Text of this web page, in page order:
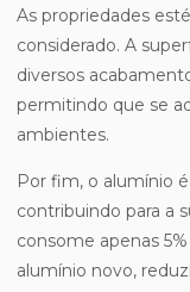
As propriedades
considerado. A
diversos
permitindo que se
ambientes.
Por fim, o alumínio
contribuindo para a
consome apenas
alumínio novo,